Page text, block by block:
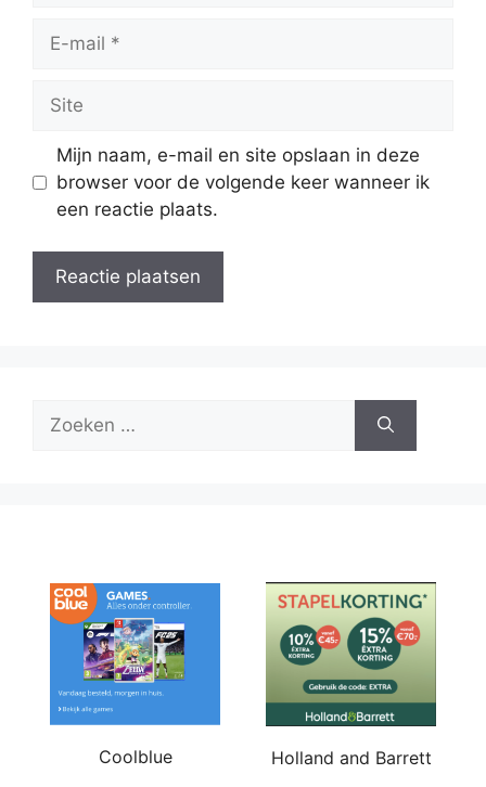
Site
Mijn naam, e-mail en site opslaan in deze
browser voor de volgende keer wanneer ik
een reactie plaats.
naar:
Coolblue Holland and Barrett